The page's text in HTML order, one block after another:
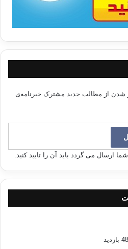
شدن از مطالب جدید مشترک خبرنامه‌ی
ارسال می گردد باید آن را تایید کنید.